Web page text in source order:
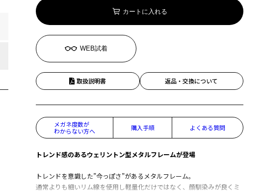
カートに入れる
WEB試着
取扱説明書 返品・交換について
メガネ度数が
わからない方へ
購入手順 よくある質問
トレンド感のあるウェリントン型メタルフレームが登場
トレンドを意識した”今っぽさ”があるメタルフレーム。
通常よりも細いリム線を使用し軽量化だけではなく、顔馴染みが良くミ